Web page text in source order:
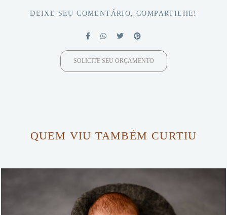
DEIXE SEU COMENTÁRIO, COMPARTILHE!
SOLICITE SEU ORÇAMENTO
QUEM VIU TAMBÉM CURTIU